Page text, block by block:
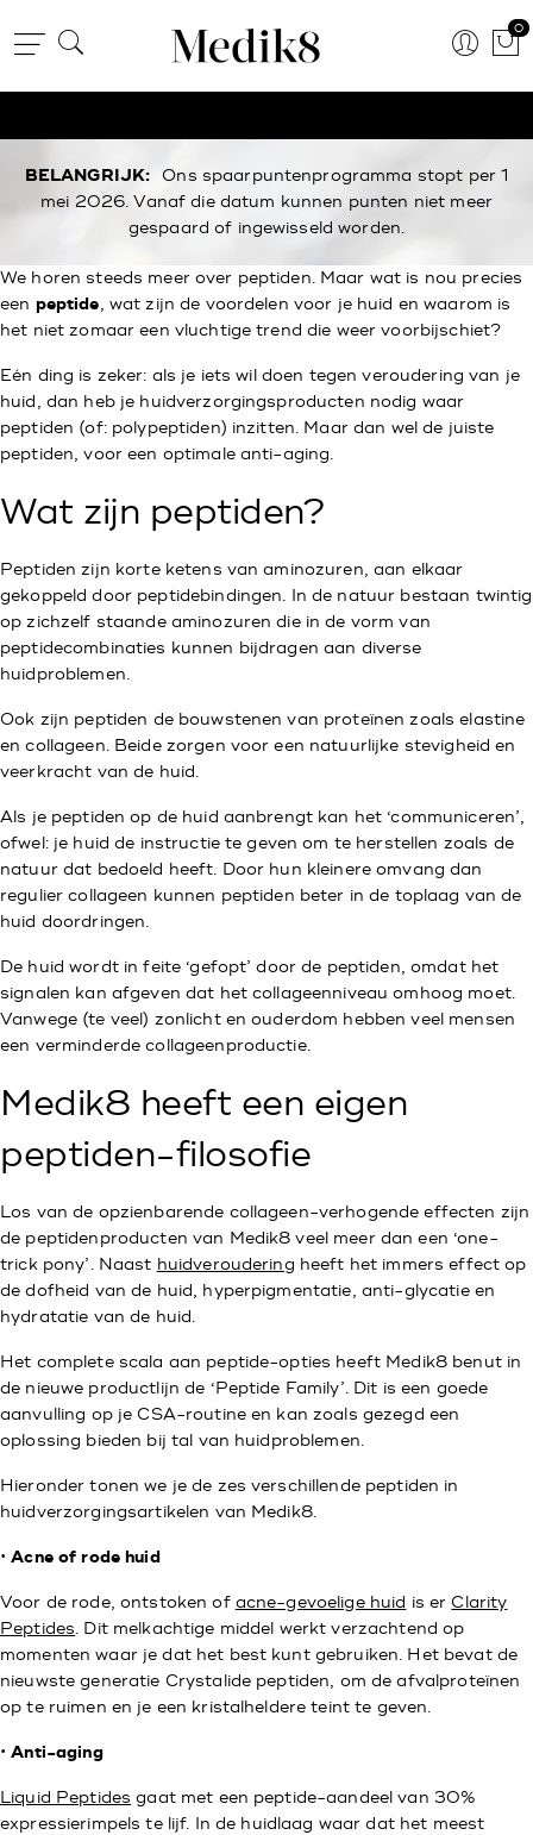
0
BELANGRIJK:
Ons spaarpuntenprogramma stopt per 1
mei 2026. Vanaf die datum kunnen punten niet meer
gespaard of ingewisseld worden.
We horen steeds meer over peptiden. Maar wat is nou precies
een peptide, wat zijn de voordelen voor je huid en waarom is
het niet zomaar een vluchtige trend die weer voorbijschiet?
Eén ding is zeker: als je iets wil doen tegen veroudering van je
huid, dan heb je huidverzorgingsproducten nodig waar
peptiden (of: polypeptiden) inzitten. Maar dan wel de juiste
peptiden, voor een optimale anti-aging.
Wat zijn peptiden?
Peptiden zijn korte ketens van aminozuren, aan elkaar
gekoppeld door peptidebindingen. In de natuur bestaan twintig
op zichzelf staande aminozuren die in de vorm van
peptidecombinaties kunnen bijdragen aan diverse
huidproblemen.
Ook zijn peptiden de bouwstenen van proteïnen zoals elastine
en collageen. Beide zorgen voor een natuurlijke stevigheid en
veerkracht van de huid.
Als je peptiden op de huid aanbrengt kan het ‘communiceren’,
ofwel: je huid de instructie te geven om te herstellen zoals de
natuur dat bedoeld heeft. Door hun kleinere omvang dan
regulier collageen kunnen peptiden beter in de toplaag van de
huid doordringen.
De huid wordt in feite ‘gefopt’ door de peptiden, omdat het
signalen kan afgeven dat het collageenniveau omhoog moet.
Vanwege (te veel) zonlicht en ouderdom hebben veel mensen
een verminderde collageenproductie.
Medik8 heeft een eigen
peptiden-filosofie
Los van de opzienbarende collageen-verhogende effecten zijn
de peptidenproducten van Medik8 veel meer dan een ‘one-
trick pony’. Naast huidveroudering heeft het immers effect op
de dofheid van de huid, hyperpigmentatie, anti-glycatie en
hydratatie van de huid.
Het complete scala aan peptide-opties heeft Medik8 benut in
de nieuwe productlijn de ‘Peptide Family’. Dit is een goede
aanvulling op je CSA-routine en kan zoals gezegd een
oplossing bieden bij tal van huidproblemen.
Hieronder tonen we je de zes verschillende peptiden in
huidverzorgingsartikelen van Medik8.
•Acne of rode huid
Voor de rode, ontstoken of acne-gevoelige huid is er Clarity
Peptides. Dit melkachtige middel werkt verzachtend op
momenten waar je dat het best kunt gebruiken. Het bevat de
nieuwste generatie Crystalide peptiden, om de afvalproteïnen
op te ruimen en je een kristalheldere teint te geven.
•Anti-aging
Liquid Peptides gaat met een peptide-aandeel van 30%
expressierimpels te lijf. In de huidlaag waar dat het meest